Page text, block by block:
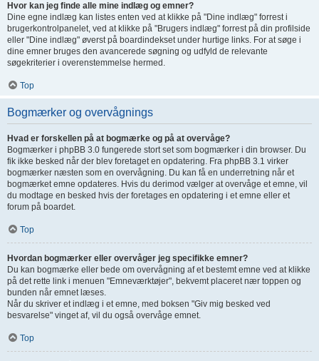
Hvor kan jeg finde alle mine indlæg og emner?
Dine egne indlæg kan listes enten ved at klikke på "Dine indlæg" forrest i
brugerkontrolpanelet, ved at klikke på "Brugers indlæg" forrest på din profilside
eller "Dine indlæg" øverst på boardindekset under hurtige links. For at søge i
dine emner bruges den avancerede søgning og udfyld de relevante
søgekriterier i overenstemmelse hermed.
Top
Bogmærker og overvågnings
Hvad er forskellen på at bogmærke og på at overvåge?
Bogmærker i phpBB 3.0 fungerede stort set som bogmærker i din browser. Du
fik ikke besked når der blev foretaget en opdatering. Fra phpBB 3.1 virker
bogmærker næsten som en overvågning. Du kan få en underretning når et
bogmærket emne opdateres. Hvis du derimod vælger at overvåge et emne, vil
du modtage en besked hvis der foretages en opdatering i et emne eller et
forum på boardet.
Top
Hvordan bogmærker eller overvåger jeg specifikke emner?
Du kan bogmærke eller bede om overvågning af et bestemt emne ved at klikke
på det rette link i menuen "Emneværktøjer", bekvemt placeret nær toppen og
bunden når emnet læses.
Når du skriver et indlæg i et emne, med boksen "Giv mig besked ved
besvarelse" vinget af, vil du også overvåge emnet.
Top